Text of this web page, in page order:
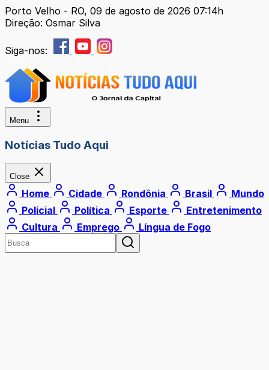
Porto Velho - RO, 09 de agosto de 2026 07:14h
Direção: Osmar Silva
Siga-nos:
Menu
Notícias Tudo Aqui
Close
Home Cidade Rondônia Brasil
Mundo
Policial
Política Esporte
Entretenimento
Cultura
Emprego Língua de Fogo